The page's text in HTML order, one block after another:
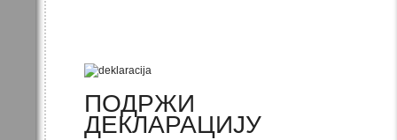
ПОДРЖИ
ДЕКЛАРАЦИЈУ